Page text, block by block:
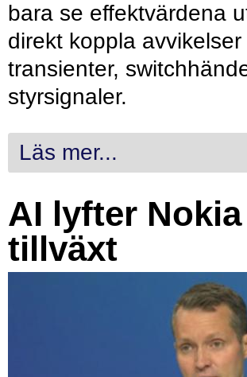
bara se effektvärdena
direkt koppla avvikelser
transienter,
styrsignaler.
Läs mer...
AI lyfter
tillväxt